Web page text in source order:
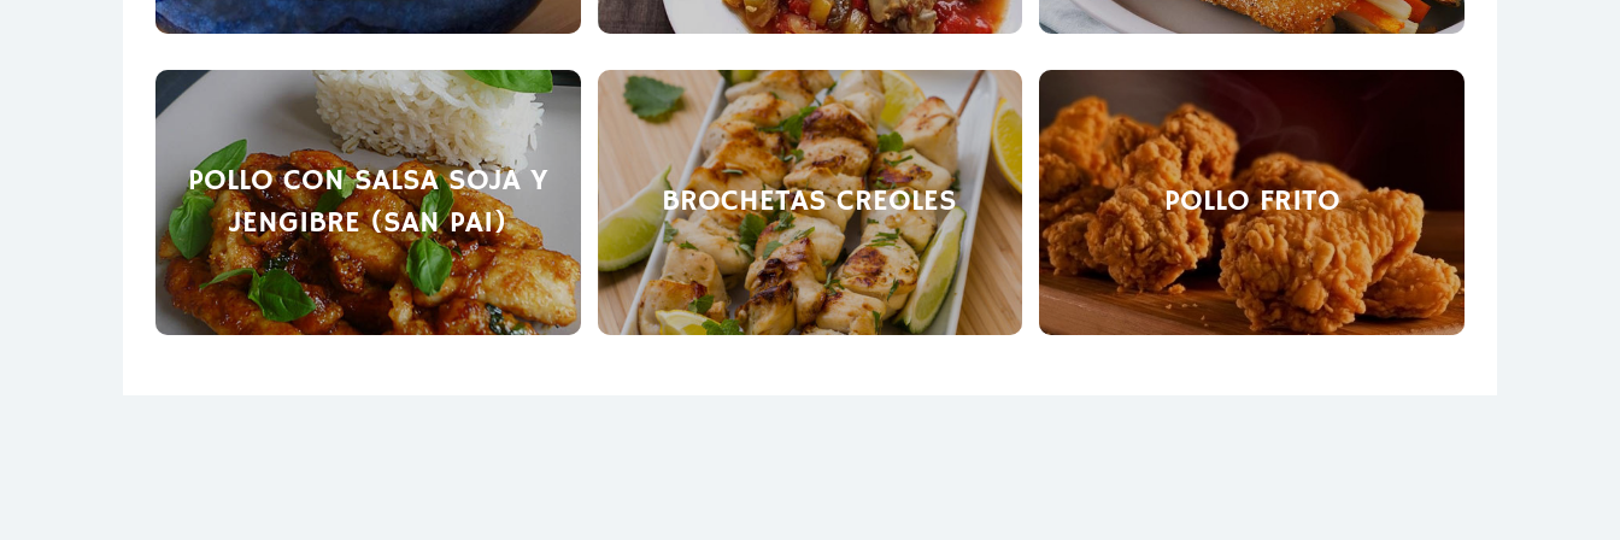
POLLO CON SALSA SOJA Y
JENGIBRE (SAN PAI)
BROCHETAS CREOLES POLLO FRITO